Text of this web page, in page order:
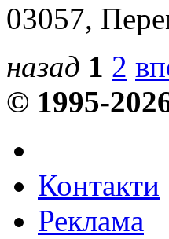
03057,
назад 1 2
© 1995-
Контакти
Реклама